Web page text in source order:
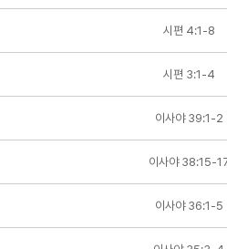
시편 4:1-8
시편 3:1-4
이사야 39:1-2
이사야 38:15-
이사야 36:1-5